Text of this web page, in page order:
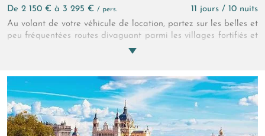
de 2 150 € à 3 295 € / pers.
11 jours / 10 nuits
Au volant de votre véhicule de location, partez sur les belles et
peu fréquentées routes divaguant parmi les villages fortifiés et
campagnes du cœur du Portugal ! Découvrez une culture forte
sorte que vous soyez serein tout au long de cet autotour au
Portugal.